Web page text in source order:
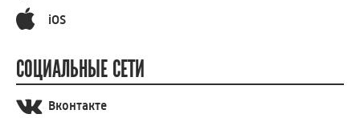
iOS
СОЦИАЛЬНЫЕ СЕТИ
Вконтакте